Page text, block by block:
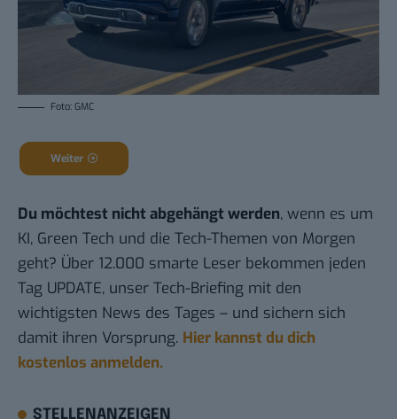
Foto: GMC
Weiter
Du möchtest nicht abgehängt werden, wenn es um
KI, Green Tech und die Tech-Themen von Morgen
geht? Über 12.000 smarte Leser bekommen jeden
Tag UPDATE, unser Tech-Briefing mit den
wichtigsten News des Tages – und sichern sich
damit ihren Vorsprung. Hier kannst du dich
kostenlos anmelden.
STELLENANZEIGEN